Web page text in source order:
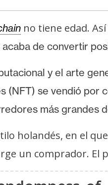
no tiene edad.
de convertir
y el arte
(NFT) se vendió por
más grandes
holandés, en el
un comprador. El